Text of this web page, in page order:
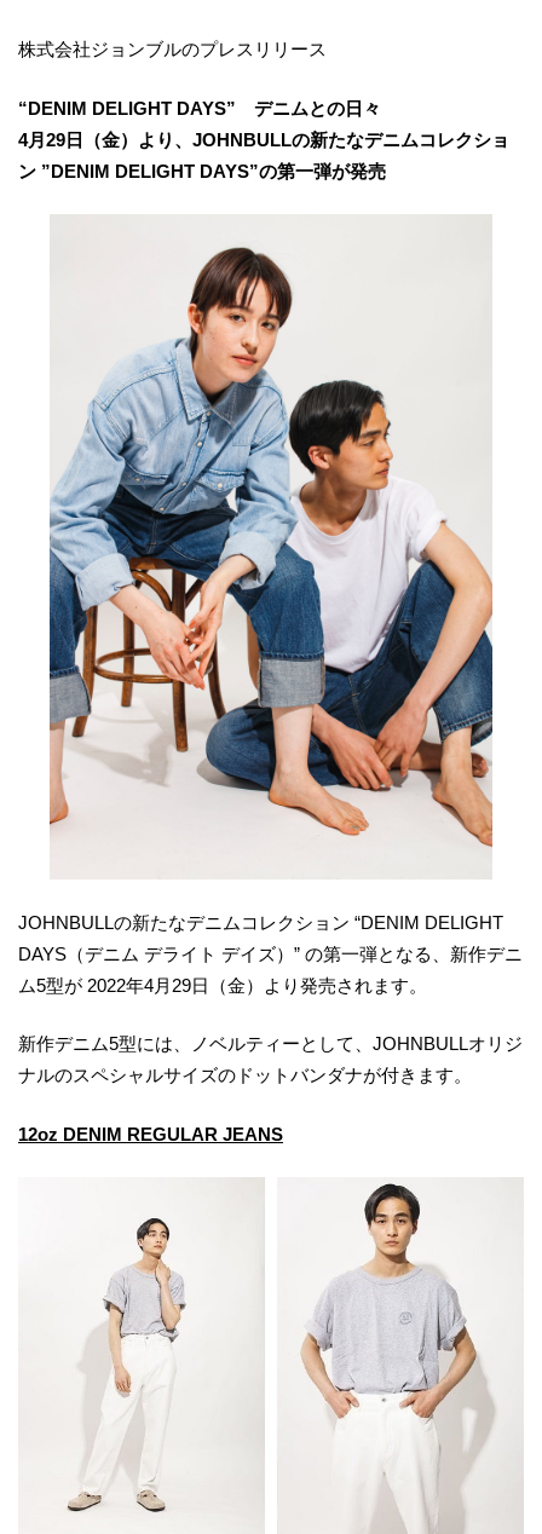
株式会社ジョンブルのプレスリリース
“DENIM DELIGHT DAYS” デニムとの日々
4月29日（金）より、JOHNBULLの新たなデニムコレクショ
ン ”DENIM DELIGHT DAYS”の第一弾が発売
JOHNBULLの新たなデニムコレクション “DENIM DELIGHT
DAYS（デニム デライト デイズ）” の第一弾となる、新作デニ
ム5型が 2022年4月29日（金）より発売されます。
新作デニム5型には、ノベルティーとして、JOHNBULLオリジ
ナルのスペシャルサイズのドットバンダナが付きます。
12oz DENIM REGULAR JEANS